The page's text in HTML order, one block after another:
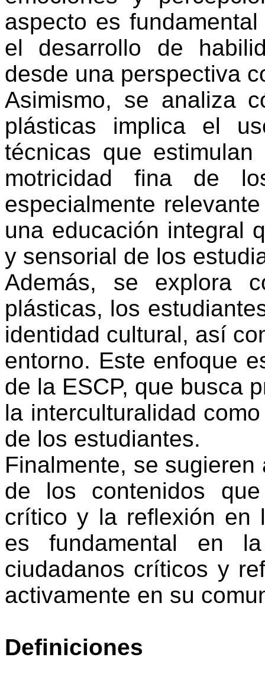
aspecto es
el desarrollo de
desde una perspectiva
Asimismo, se analiza
plásticas implica el
técnicas que
motricidad fina de
especialmente
una educación integral
y sensorial de los
Además, se explora
plásticas, los
identidad cultural, así
entorno. Este enfoque
de la ESCP, que busca
la interculturalidad
de los estudiantes.
Finalmente, se
de los contenidos
crítico y la reflexión en
es fundamental en
ciudadanos críticos y
activamente en su
Definiciones